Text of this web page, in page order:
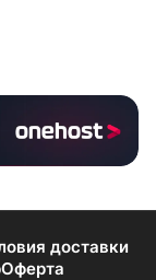
доставки
Оферта